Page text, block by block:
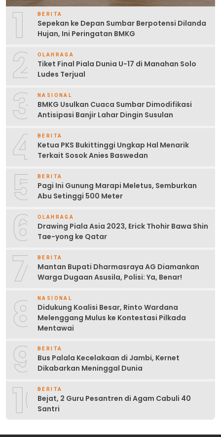
1 BERITA
Sepekan ke Depan Sumbar Berpotensi Dilanda
Hujan, Ini Peringatan BMKG
2 OLAHRAGA
Tiket Final Piala Dunia U-17 di Manahan Solo
Ludes Terjual
3 NASIONAL
BMKG Usulkan Cuaca Sumbar Dimodifikasi
Antisipasi Banjir Lahar Dingin Susulan
4 BERITA
Ketua PKS Bukittinggi Ungkap Hal Menarik
Terkait Sosok Anies Baswedan
5 BERITA
Pagi Ini Gunung Marapi Meletus, Semburkan
Abu Setinggi 500 Meter
6 OLAHRAGA
Drawing Piala Asia 2023, Erick Thohir Bawa Shin
Tae-yong ke Qatar
7 BERITA
Mantan Bupati Dharmasraya AG Diamankan
Warga Dugaan Asusila, Polisi: Ya, Benar!
8 NASIONAL
Didukung Koalisi Besar, Rinto Wardana
Melenggang Mulus ke Kontestasi Pilkada
Mentawai
9 BERITA
Bus Palala Kecelakaan di Jambi, Kernet
Dikabarkan Meninggal Dunia
10BERITA
Bejat, 2 Guru Pesantren di Agam Cabuli 40
Santri